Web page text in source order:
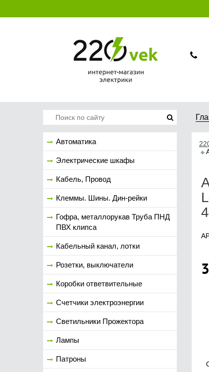
Автоматика
Электрические шкафы
Кабель, Провод
Клеммы. Шины. Дин-рейки
Гофра, металлорукав Труба ПНД
ПВХ клипса
Кабельный канал, лотки
Розетки, выключатели
Коробки ответвительные
Счетчики электроэнергии
Светильники Прожектора
Лампы
Патроны